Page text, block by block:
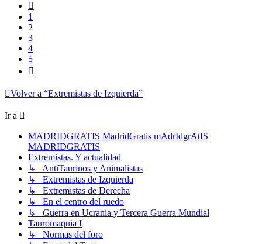
1
2
3
4
5
Volver a “Extremistas de Izquierda”
Ir a
MADRIDGRATIS MadridGratis mAdrIdgrAtIS
MADRIDGRATIS
Extremistas. Y actualidad
↳ AntiTaurinos y Animalistas
↳ Extremistas de Izquierda
↳ Extremistas de Derecha
↳ En el centro del ruedo
↳ Guerra en Ucrania y Tercera Guerra Mundial
Tauromaquia I
↳ Normas del foro